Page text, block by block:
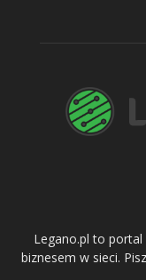
Legano.pl to
biznesem w sieci.